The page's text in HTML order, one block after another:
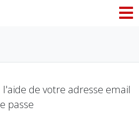
l'aide de votre adresse email
passe
cookies